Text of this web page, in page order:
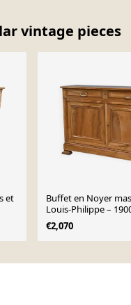
vintage pieces
et
Buffet en Noyer
Louis-Philippe –
€2,070